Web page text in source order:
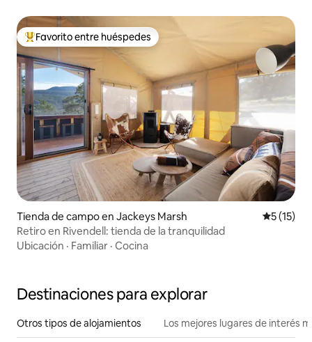
Favorito entre huéspedes preferido
Favorito entre huéspedes
Tienda de campo en Jackeys Marsh
5 (15)
Retiro en Rivendell: tienda de la tranquilidad
Ubicación · Familiar · Cocina
Destinaciones para explorar
Otros tipos de alojamientos Los mejores lugares de interés